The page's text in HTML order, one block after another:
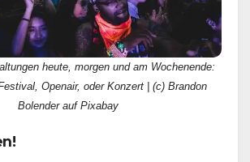
heute, morgen und am Wochenende:
Openair, oder Konzert | (c) Brandon
Bolender auf Pixabay